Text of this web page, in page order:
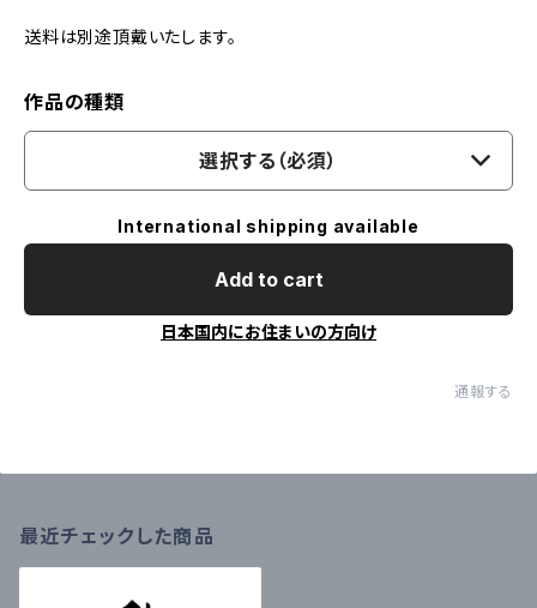
送料は別途頂戴いたします。
作品の種類
選択する（必須）
International shipping available
Add to cart
日本国内にお住まいの方向け
通報する
最近チェックした商品